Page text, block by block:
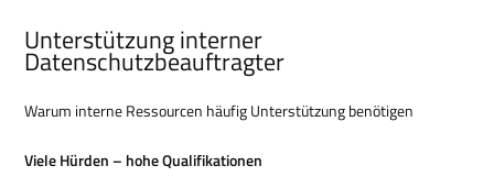
Unterstützung interner
Datenschutzbeauftragter
Warum interne Ressourcen häufig Unterstützung benötigen
Viele Hürden – hohe Qualifikationen